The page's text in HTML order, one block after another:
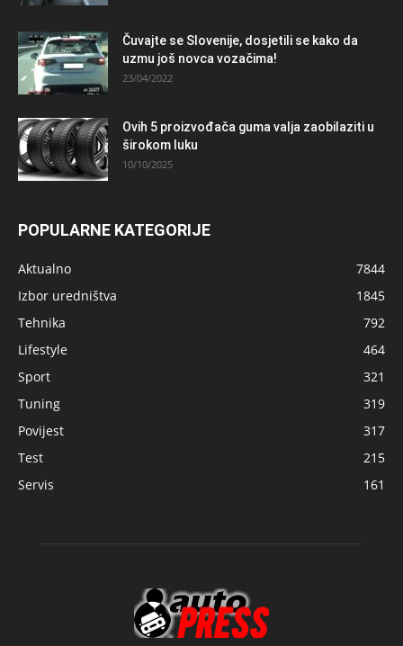
Čuvajte se Slovenije, dosjetili se kako da
uzmu još novca vozačima!
23/04/2022
Ovih 5 proizvođača guma valja zaobilaziti u
širokom luku
10/10/2025
POPULARNE KATEGORIJE
Aktualno
7844
Izbor uredništva
1845
Tehnika
792
Lifestyle
464
Sport
321
Tuning
319
Povijest
317
Test
215
Servis
161